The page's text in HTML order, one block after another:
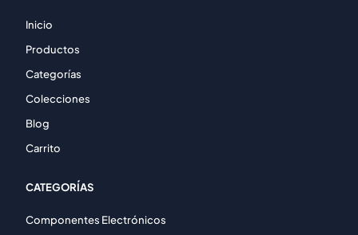
Inicio
Productos
Categorías
Colecciones
Blog
Carrito
CATEGORÍAS
Componentes Electrónicos